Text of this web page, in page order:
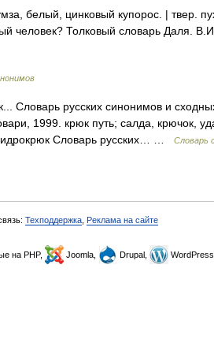
белый, цинковый купорос. | твер.
человек? Толковый словарь Даля.
Словарь русских синонимов и
1999. крюк путь; салда, крючок,
Словарь русских… …
Словарь
Техподдержка Реклама на сайте
на PHP, Joomla, Drupal,